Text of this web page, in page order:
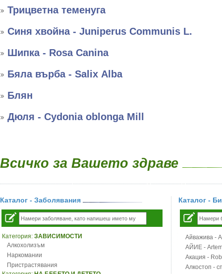
Трицветна теменуга
Синя хвойна - Juniperus Communis L.
Шипка - Rosa Canina
Бяла върба - Salix Аlba
Блян
Дюля - Cydonia oblonga Mill
Всичко за Вашето здраве
Каталог - Заболявания
Категория: ЗАВИСИМОСТИ
Алкохолизъм
Наркомании
Пристрастявания
Каталог -
Айважива -
АЙИЕ -
Акация -
Алкостоп -